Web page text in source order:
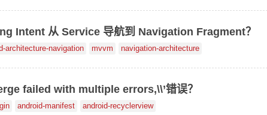
Intent 从 Service 导航到 Navigation Fragment？
architecture-navigation mvvm navigation-architecture
failed with multiple errors,\\’错误？
android-manifest android-recyclerview